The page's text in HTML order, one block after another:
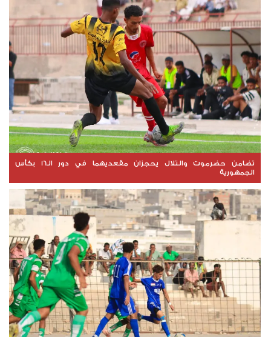
تضامن حضرموت والتلال يحجزان مقعديهما في دور الـ16 بكأس
الجمهورية